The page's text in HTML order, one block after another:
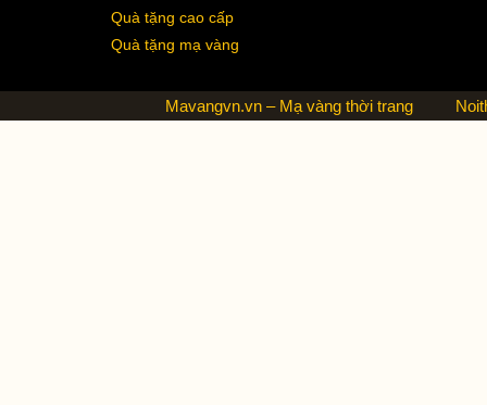
Quà tặng cao cấp
Quà tặng mạ vàng
Mavangvn.vn – Mạ vàng thời trang